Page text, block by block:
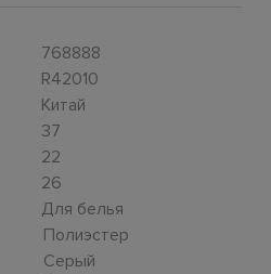
768888
R42010
Китай
37
22
26
Для белья
Полиэстер
Серый